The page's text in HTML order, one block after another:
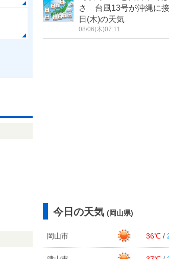
さ 台風13号が沖縄に
日(木)の天気
08/06(木)07:11
今日の天気 (岡山県)
岡山市 36℃ /